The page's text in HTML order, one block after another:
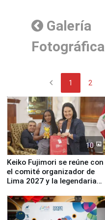
Galería
Fotográfica
chevron_left 1 2
10
Keiko Fujimori se reúne con
el comité organizador de
Lima 2027 y la legendaria